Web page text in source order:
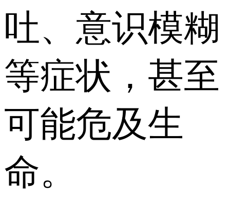
吐、意识模糊
等症状，甚至
可能危及生
命。